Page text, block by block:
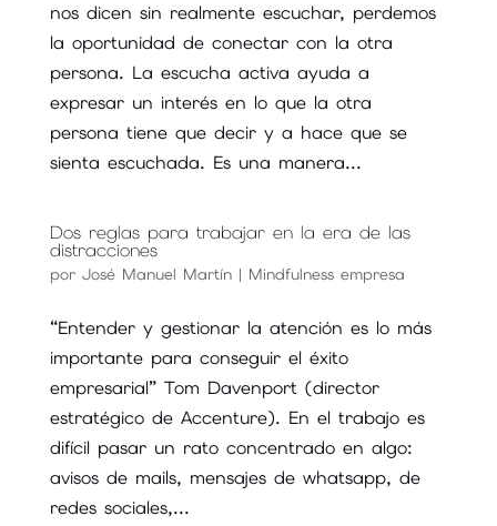
nos dicen sin realmente escuchar, perdemos
la oportunidad de conectar con la otra
persona. La escucha activa ayuda a
expresar un interés en lo que la otra
persona tiene que decir y a hace que se
sienta escuchada. Es una manera...
Dos reglas para trabajar en la era de las
distracciones
por José Manuel Martín| Mindfulness empresa
“Entender y gestionar la atención es lo más
importante para conseguir el éxito
empresarial” Tom Davenport (director
estratégico de Accenture). En el trabajo es
difícil pasar un rato concentrado en algo:
avisos de mails, mensajes de whatsapp, de
redes sociales,...